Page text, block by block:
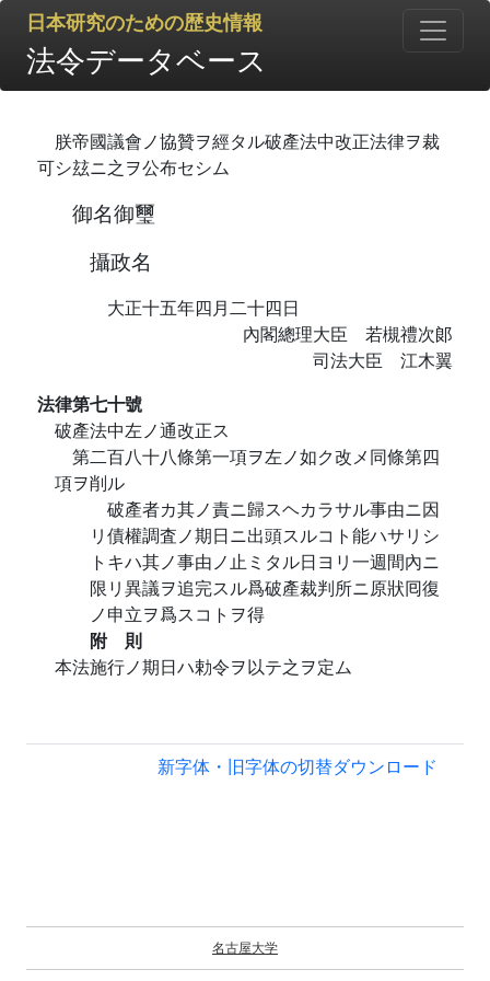
日本研究のための歴史情報
法令データベース
朕帝國議會ノ協贊ヲ經タル破產法中改正法律ヲ裁
可シ玆ニ之ヲ公布セシム
御名御璽
攝政名
大正十五年四月二十四日
內閣總理大臣 若槻禮次郞
司法大臣 江木翼
法律第七十號
破產法中左ノ通改正ス
第二百八十八條第一項ヲ左ノ如ク改メ同條第四
項ヲ削ル
破產者カ其ノ責ニ歸スヘカラサル事由ニ因
リ債權調査ノ期日ニ出頭スルコト能ハサリシ
トキハ其ノ事由ノ止ミタル日ヨリ一週間內ニ
限リ異議ヲ追完スル爲破產裁判所ニ原狀囘復
ノ申立ヲ爲スコトヲ得
附 則
本法施行ノ期日ハ勅令ヲ以テ之ヲ定ム
新字体・旧字体の切替ダウンロード
名古屋大学